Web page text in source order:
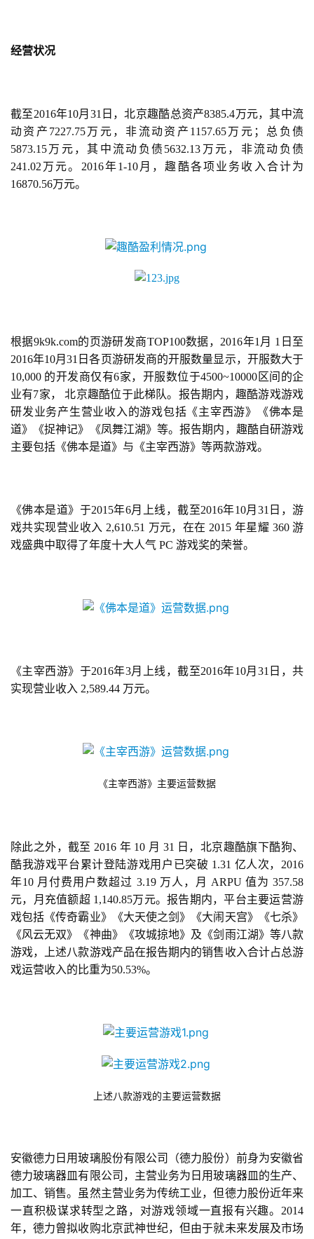
经营状况
截至2016年10月31日，北京趣酷总资产8385.4万元，其中流
动资产7227.75万元，非流动资产1157.65万元；总负债
5873.15万元，其中流动负债5632.13万元，非流动负债
241.02万元。2016年1-10月，趣酷各项业务收入合计为
16870.56万元。
根据9k9k.com的页游研发商TOP100数据，2016年1月 1日至
2016年10月31日各页游研发商的开服数量显示，开服数大于
10,000 的开发商仅有6家，开服数位于4500~10000区间的企
业有7家， 北京趣酷位于此梯队。报告期内，趣酷游戏游戏
研发业务产生营业收入的游戏包括《主宰西游》《佛本是
道》《捉神记》《凤舞江湖》等。报告期内，趣酷自研游戏
主要包括《佛本是道》与《主宰西游》等两款游戏。
《佛本是道》于2015年6月上线，截至2016年10月31日，游
戏共实现营业收入 2,610.51 万元，在在 2015 年星耀 360 游
戏盛典中取得了年度十大人气 PC 游戏奖的荣誉。
《主宰西游》于2016年3月上线，截至2016年10月31日，共
实现营业收入 2,589.44 万元。
《主宰西游》主要运营数据
除此之外，截至 2016 年 10 月 31 日，北京趣酷旗下酷狗、
酷我游戏平台累计登陆游戏用户已突破 1.31 亿人次，2016
年10 月付费用户数超过 3.19 万人，月 ARPU 值为 357.58
元，月充值额超 1,140.85万元。报告期内，平台主要运营游
戏包括《传奇霸业》《大天使之剑》《大闹天宫》《七杀》
《风云无双》《神曲》《攻城掠地》及《剑雨江湖》等八款
游戏，上述八款游戏产品在报告期内的销售收入合计占总游
戏运营收入的比重为50.53%。
上述八款游戏的主要运营数据
安徽德力日用玻璃股份有限公司（德力股份）前身为安徽省
德力玻璃器皿有限公司，主营业务为日用玻璃器皿的生产、
加工、销售。虽然主营业务为传统工业，但德力股份近年来
一直积极谋求转型之路，对游戏领域一直报有兴趣。2014
年，德力曾拟收购北京武神世纪，但由于就未来发展及市场